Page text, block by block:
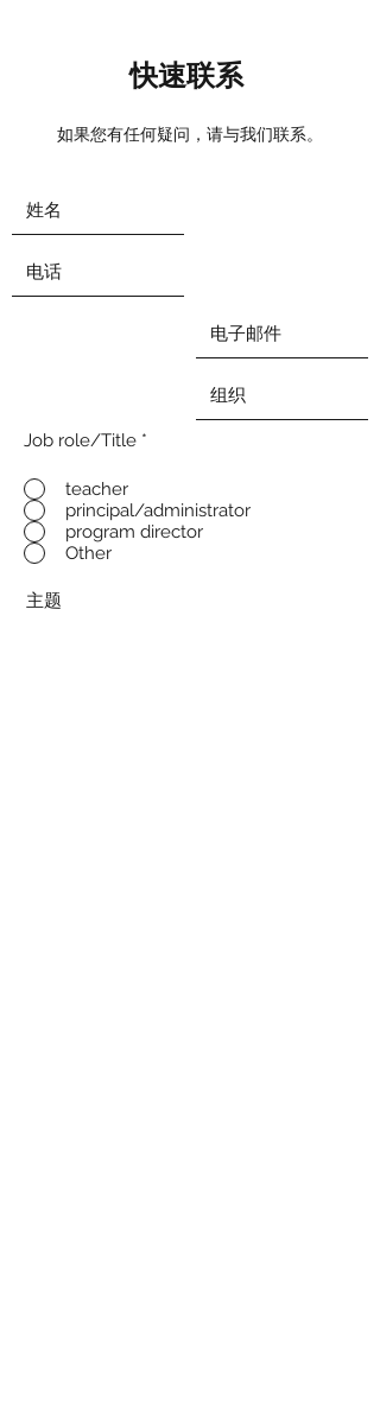
快速联系
如果您有任何疑问，请与我们联系。
Job role/Title *
teacher
principal/administrator
program director
Other